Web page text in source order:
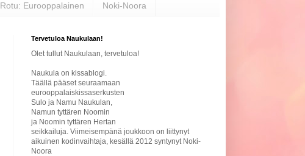
Rotu: Eurooppalainen Noki-Noora
Tervetuloa Naukulaan!
Olet tullut Naukulaan, tervetuloa!
Naukula on kissablogi.
Täällä pääset seuraamaan
eurooppalaiskissaserkusten
Sulo ja Namu Naukulan,
Namun tyttären Noomin
ja Noomin tyttären Hertan
seikkailuja. Viimeisempänä joukkoon on liittynyt
aikuinen kodinvaihtaja, kesällä 2012 syntynyt Noki-
Noora